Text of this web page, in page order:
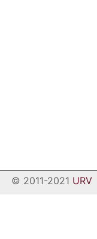
© 2011-2021 URV